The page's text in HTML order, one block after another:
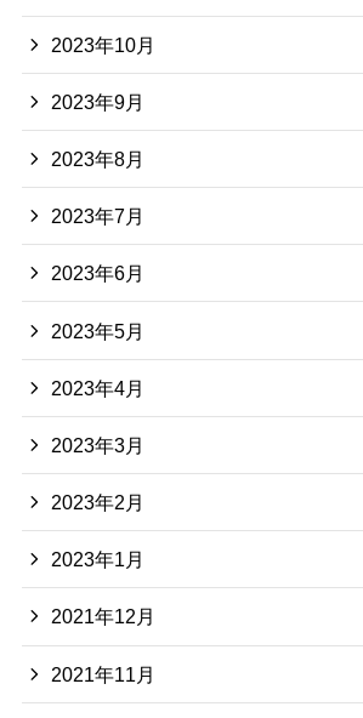
2023年10月
2023年9月
2023年8月
2023年7月
2023年6月
2023年5月
2023年4月
2023年3月
2023年2月
2023年1月
2021年12月
2021年11月